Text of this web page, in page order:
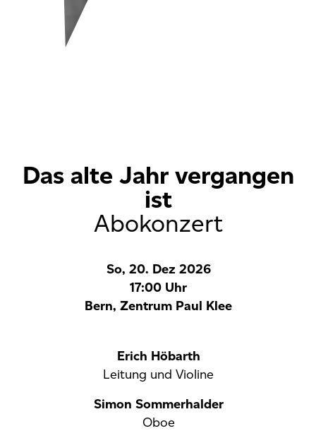
Das alte Jahr vergangen
ist
Abokonzert
So, 20. Dez 2026
17:00 Uhr
Bern, Zentrum Paul Klee
Erich Höbarth
Leitung und Violine
Simon Sommerhalder
Oboe